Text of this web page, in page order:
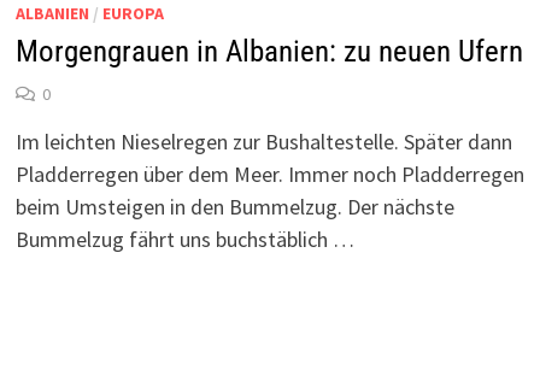
ALBANIEN / EUROPA
Morgengrauen in Albanien: zu neuen Ufern
0
Im leichten Nieselregen zur Bushaltestelle. Später dann
Pladderregen über dem Meer. Immer noch Pladderregen
beim Umsteigen in den Bummelzug. Der nächste
Bummelzug fährt uns buchstäblich …